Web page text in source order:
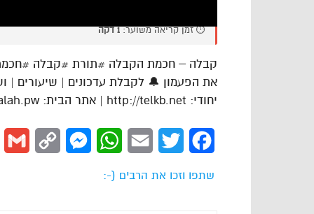
⏱️ זמן קריאה משוער:1 דקה
קבלה – חכמת הקבלה #תורת #קבלה
את הפעמון 🔔 לקבלת עדכונים | שיעורים |
יחודי: http://telkb.net | אתר הבית: https://kabbalah.pw
Facebook
Twitter
Email
WhatsApp
Messenger
Copy
שתפו וזכו את הרבים (-: